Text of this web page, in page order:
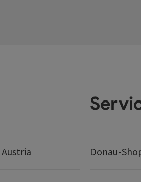
Donau-